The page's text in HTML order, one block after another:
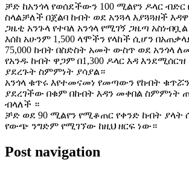
ቻድ ከአንጎላ የወሰደችውን 100 ሚልየን ዶላር ብድር
ስላልቻለች በጀልባ ከብት ወደ አንጓላ እያጓጓዘች
ጋዜቲ አንጉላ የተባለ አንጎላ የሚገኝ ጋዜጣ
እሰከ አሁንም 1,500 ላሞችን የላከች ሲሆን
75,000 ከብት በስድስት አመት ውስጥ ወደ አንጎላ
የአንዱ ከብት ዋጋም በ1,300 ዶላር እዳ
ያደረጉት ስምምነት ያሳያል።
አንጎላ ቁጥሩ እየተመናመነ የመጣውን የከብት
ያደረገችው በቁም በከብት እዳን መቀበል ስምምነት
ብላለች ።
ቻድ ወደ 90 ሚልየን የሚቆጠር የቀንድ ከብት ያላት
የውጭ ንግድም የሚገኘው ከዚህ ዘርፍ ነው።
Post navigation